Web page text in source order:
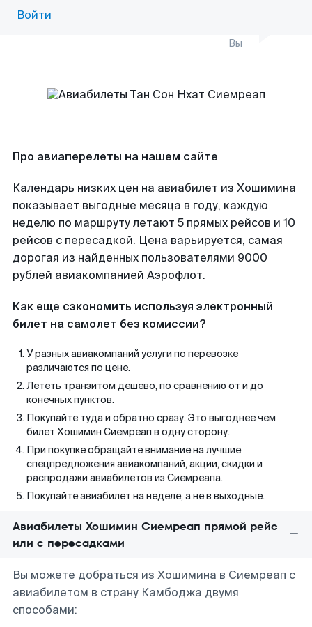
Войти
Вы
Про авиаперелеты на нашем сайте
Календарь низких цен на авиабилет из Хошимина
показывает выгодные месяца в году, каждую
неделю по маршруту летают 5 прямых рейсов и 10
рейсов с пересадкой. Цена варьируется, самая
дорогая из найденных пользователями 9000
рублей авиакомпанией Аэрофлот.
Как еще сэкономить используя электронный
билет на самолет без комиссии?
У разных авиакомпаний услуги по перевозке
различаются по цене.
Лететь транзитом дешево, по сравнению от и до
конечных пунктов.
Покупайте туда и обратно сразу. Это выгоднее чем
билет Хошимин Сиемреап в одну сторону.
При покупке обращайте внимание на лучшие
спецпредложения авиакомпаний, акции, скидки и
распродажи авиабилетов из Сиемреапа.
Покупайте авиабилет на неделе, а не в выходные.
Авиабилеты Хошимин Сиемреап прямой рейс
или с пересадками
Вы можете добраться из Хошимина в Сиемреап с
авиабилетом в страну Камбоджа двумя
способами: